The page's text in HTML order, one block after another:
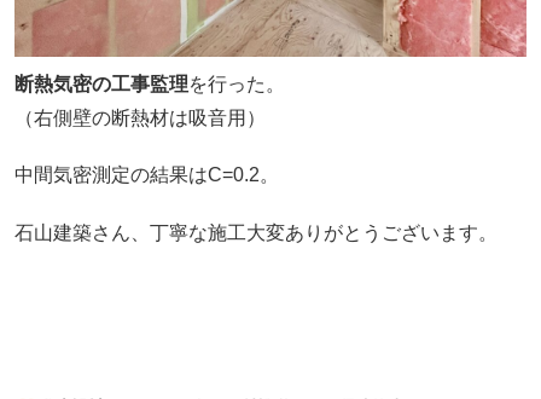
断熱気密の工事監理を行った。
（右側壁の断熱材は吸音用）
中間気密測定の結果はC=0.2。
石山建築さん、丁寧な施工大変ありがとうございます。